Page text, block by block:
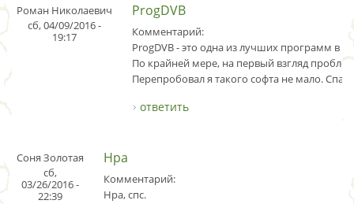
Роман Николаевич
сб, 04/09/2016 -
19:17
ProgDVB
Комментарий:
ProgDVB - это одна из лучших программ в
По крайней мере, на первый взгляд
Перепробовал я такого софта не мало.
ответить
Соня Золотая
сб,
03/26/2016 -
22:39
Нра
Комментарий:
Нра, спс.